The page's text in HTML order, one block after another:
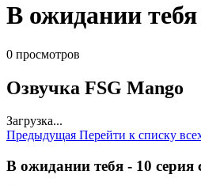
В ожидании тебя
0 просмотров
Озвучка FSG Mango
Загрузка...
Предыдущая Перейти к списку
В ожидании тебя - 10 серия